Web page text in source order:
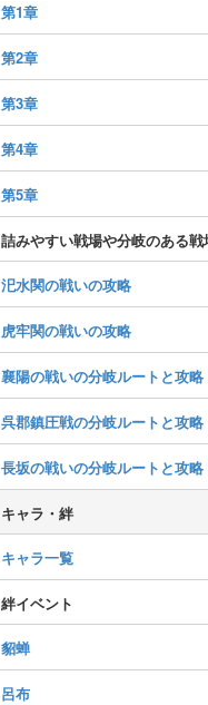
第1章
第2章
第3章
第4章
第5章
詰みやすい戦場や分岐のある戦
汜水関の戦いの攻略
虎牢関の戦いの攻略
襄陽の戦いの分岐ルートと攻略
呉郡鎮圧戦の分岐ルートと攻略
長坂の戦いの分岐ルートと攻略
キャラ・絆
キャラ一覧
絆イベント
貂蝉
呂布